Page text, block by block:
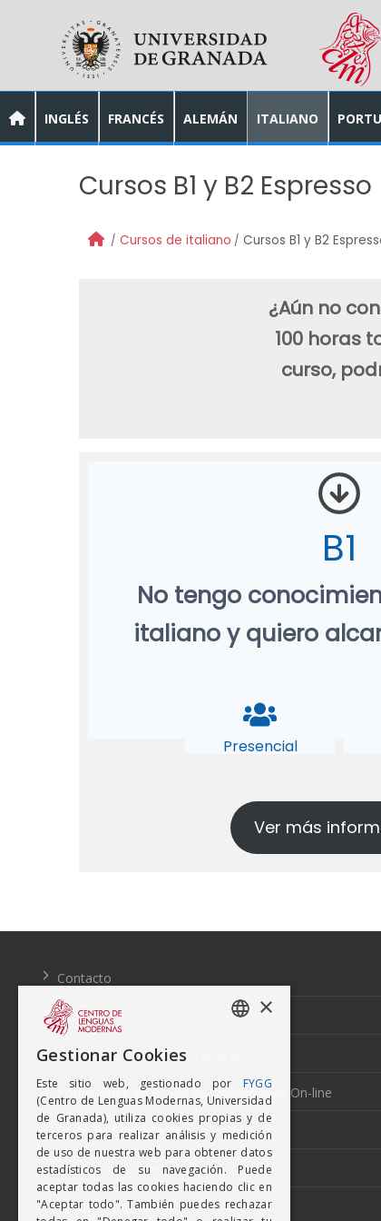
INGLÉS FRANCÉS ALEMÁN ITALIANO
Cursos B1 y B2 Espresso
Cursos de italiano Cursos B1 y B2
¿Aún no
100 horas
curso,
B1
No tengo
italiano y quiero
Presencial
Ver más
de
Contacto
Aviso Legal
Normativa Lenguas Extranjeras
Condiciones generales de inscripciones On-line
Perfil del Contratante
Política de Calidad
Política de Cookies
×
Gestionar Cookies
Este sitio web, gestionado por FYGG
(Centro de Lenguas Modernas, Universidad
de Granada), utiliza cookies propias y de
terceros para realizar análisis y medición
de uso de nuestra web para obtener datos
estadísticos de su navegación. Puede
aceptar todas las cookies haciendo clic en
"Aceptar todo". También puedes rechazar